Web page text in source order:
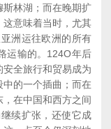
林湖；而在晚期扩
意味着当时，尤其
洲运往欧洲的所有
运输的。124O年后
全旅行和贸易成为
的一个插曲；而在
在中国和西方之间
续扩张，还使它成